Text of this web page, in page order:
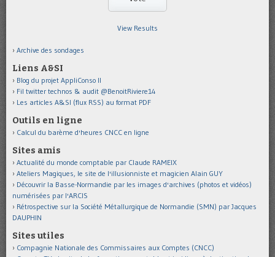
View Results
Archive des sondages
Liens A&SI
Blog du projet AppliConso II
Fil twitter technos & audit @BenoitRiviere14
Les articles A&SI (flux RSS) au format PDF
Outils en ligne
Calcul du barème d'heures CNCC en ligne
Sites amis
Actualité du monde comptable par Claude RAMEIX
Ateliers Magiques, le site de l'illusionniste et magicien Alain GUY
Découvrir la Basse-Normandie par les images d'archives (photos et vidéos)
numérisées par l'ARCIS
Rétrospective sur la Société Métallurgique de Normandie (SMN) par Jacques
DAUPHIN
Sites utiles
Compagnie Nationale des Commissaires aux Comptes (CNCC)